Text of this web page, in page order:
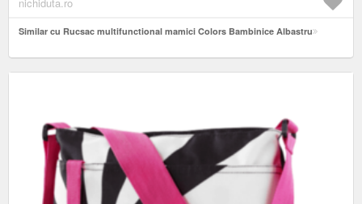
Similar cu Rucsac multifunctional mamici Colors Bambinice Albastru